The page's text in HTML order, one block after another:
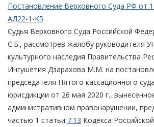
Постановление Верховного Суда РФ от
АД22-1-К5
Судья Верховного Суда Российской
С.Б., рассмотрев жалобу руководителя
культурного наследия Правительства
Ингушетия Дзарахова М.М. на
председателя Пятого кассационного
юрисдикции от 26 мая 2020 г.,
административном правонарушении,
частью 1 статьи 7.13 Кодекса